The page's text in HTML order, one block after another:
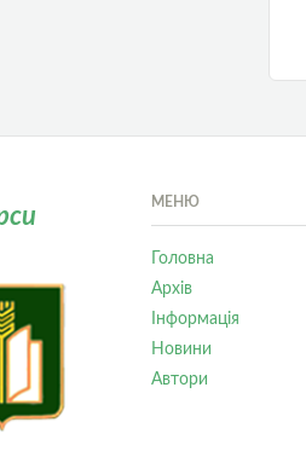
МЕНЮ
Головна
Архів
Інформація
Новини
Автори